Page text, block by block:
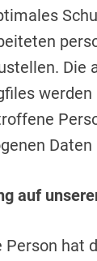
Die
auf
Person hat